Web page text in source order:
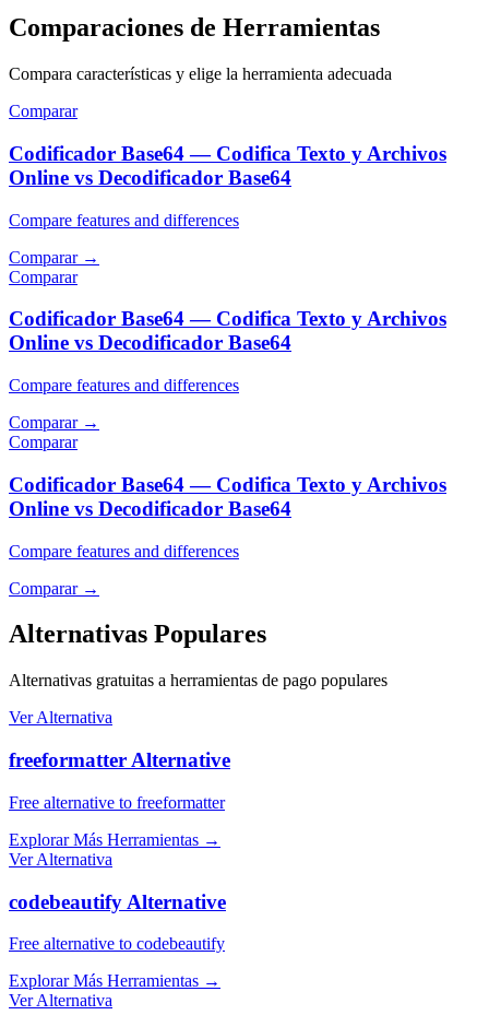
Comparaciones de Herramientas
Compara características y elige la herramienta adecuada
Comparar
Codificador Base64 — Codifica Texto y Archivos
Online vs Decodificador Base64
Compare features and differences
Comparar→
Comparar
Codificador Base64 — Codifica Texto y Archivos
Online vs Decodificador Base64
Compare features and differences
Comparar→
Comparar
Codificador Base64 — Codifica Texto y Archivos
Online vs Decodificador Base64
Compare features and differences
Comparar→
Alternativas Populares
Alternativas gratuitas a herramientas de pago populares
Ver Alternativa
freeformatter Alternative
Free alternative to freeformatter
Explorar Más Herramientas →
Ver Alternativa
codebeautify Alternative
Free alternative to codebeautify
Explorar Más Herramientas →
Ver Alternativa